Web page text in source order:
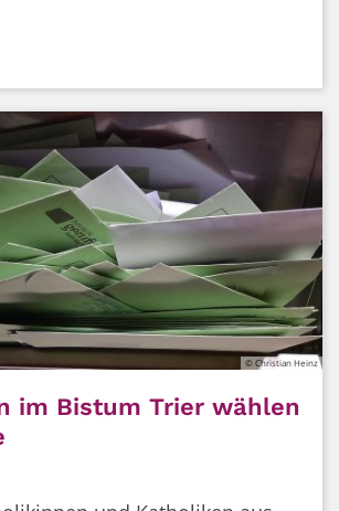
© Christian Heinz
im Bistum Trier wählen